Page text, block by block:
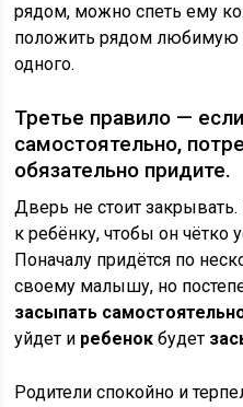
рядом, можно спеть ему
положить рядом любимую
одного.
Третье правило —
самостоятельно,
обязательно придите.
Дверь не стоит
к ребёнку, чтобы он чётко
Поначалу придётся по
своему малышу, но
засыпать
уйдет и ребенок будет
Родители спокойно и